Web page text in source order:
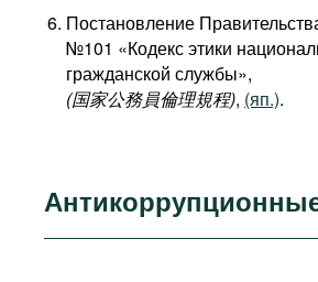
Постановление
№101 «Кодекс этики
гражданской службы»,
(国家公務員倫理規程), (яп.).